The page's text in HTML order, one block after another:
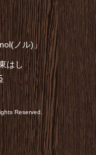
ノル)」
はし
Reserved.